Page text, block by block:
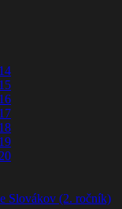
Slovákov (2. ročník)